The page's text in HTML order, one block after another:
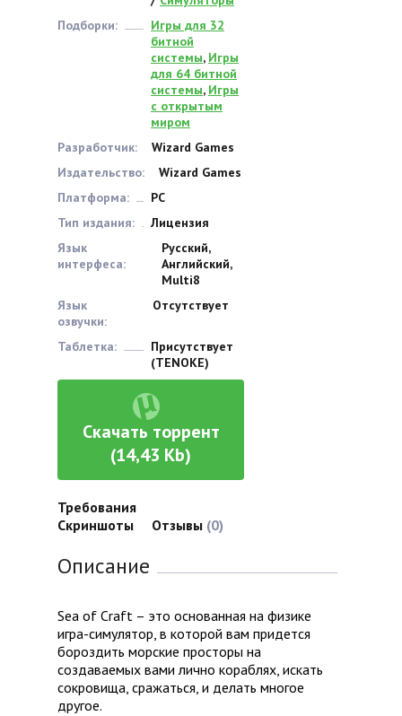
Подборки:
Игры для 32
битной
системы, Игры
для 64 битной
системы, Игры
с открытым
миром
Разработчик:
Wizard Games
Издательство:
Wizard Games
Платформа:
PC
Тип издания:
Лицензия
Язык
интерфеса:
Русский,
Английский,
Multi8
Язык
озвучки:
Отсутствует
Таблетка:
Присутствует
(TENOKE)
Скачать торрент
(14,43 Kb)
Требования
Скриншоты
Отзывы (0)
Описание
Sea of Craft – это основанная на физике
игра-симулятор, в которой вам придется
бороздить морские просторы на
создаваемых вами лично кораблях, искать
сокровища, сражаться, и делать многое
другое.